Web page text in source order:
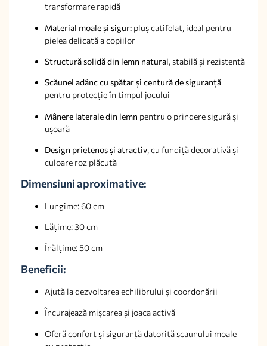
transformare rapidă
Material moale și sigur: pluș catifelat, ideal pentru
pielea delicată a copiilor
Structură solidă din lemn natural, stabilă și rezistentă
Scăunel adânc cu spătar și centură de siguranță
pentru protecție în timpul jocului
Mânere laterale din lemn pentru o prindere sigură și
ușoară
Design prietenos și atractiv, cu fundiță decorativă și
culoare roz plăcută
Dimensiuni aproximative:
Lungime: 60 cm
Lățime: 30 cm
Înălțime: 50 cm
Beneficii:
Ajută la dezvoltarea echilibrului și coordonării
Încurajează mișcarea și joaca activă
Oferă confort și siguranță datorită scaunului moale